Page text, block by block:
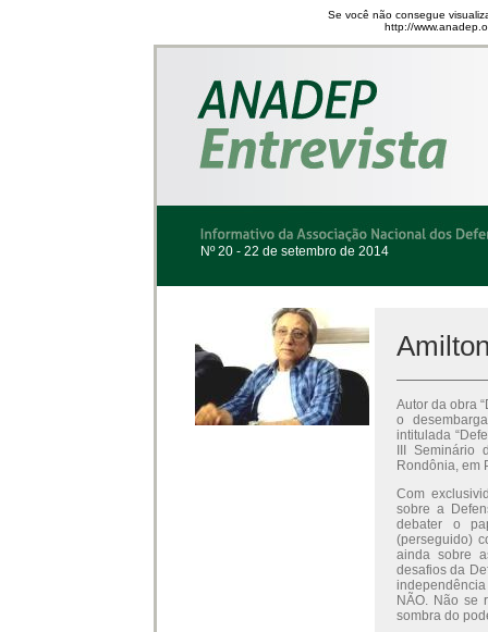
Se você não consegue
http://
Nº 20 - 22 de setembro de 2014
Autor da obra
o
intitulada
III
Rondônia, em
Com
sobre a
debater o
(perseguido)
ainda sobre
desafios da
NÃO. Não se
sombra do